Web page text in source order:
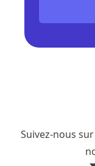
Suivez-nous